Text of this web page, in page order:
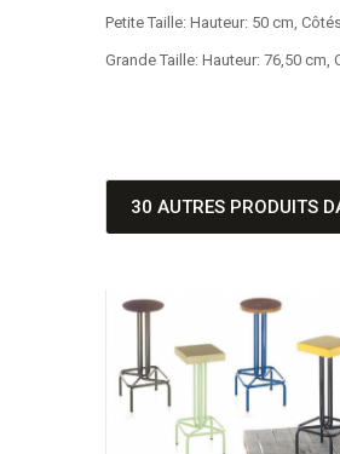
Petite Taille: Hauteur: 50 cm,
Grande Taille: Hauteur: 76,50 cm,
30 AUTRES PRODUITS